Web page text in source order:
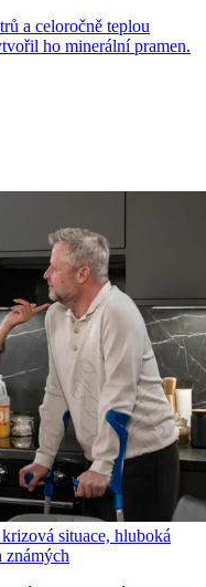
a celoročně teplou
ho minerální pramen.
situace, hluboká
známých